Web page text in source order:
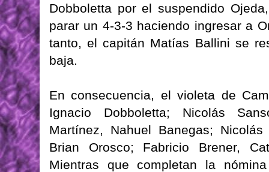
Dobboletta por el suspendido
parar un 4-3-3 haciendo ingresar a
tanto, el capitán Matías Ballini se
baja.
En consecuencia, el violeta de
Ignacio Dobboletta; Nicolás
Martínez, Nahuel Banegas;
Brian Orosco; Fabricio Brener,
Mientras que completan la